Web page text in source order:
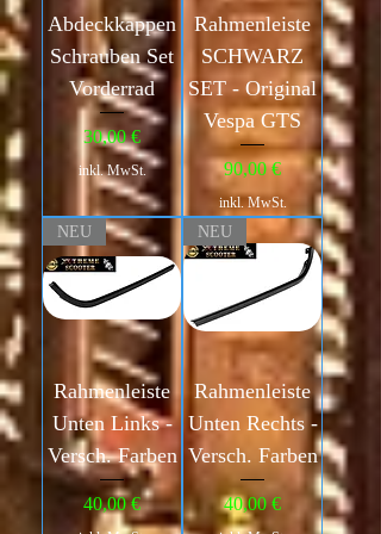
Abdeckkappen
Schrauben Set
Vorderrad
Preis
30,00 €
inkl. MwSt.
Rahmenleiste
SCHWARZ
SET - Original
Vespa GTS
Preis
90,00 €
inkl. MwSt.
NEU
Rahmenleiste
Unten Links -
Versch. Farben
Preis
40,00 €
NEU
Rahmenleiste
Unten Rechts -
Versch. Farben
Preis
40,00 €